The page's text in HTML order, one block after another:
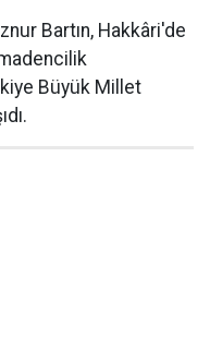
Bartın, Hakkâri'de
Büyük Millet